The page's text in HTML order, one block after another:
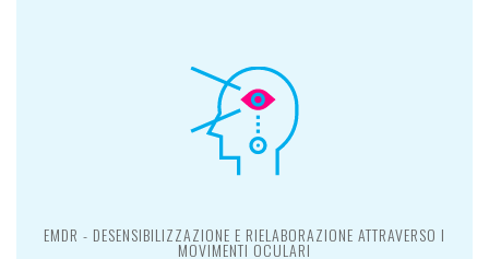
EMDR - DESENSIBILIZZAZIONE E RIELABORAZIONE ATTRAVERSO I
MOVIMENTI OCULARI